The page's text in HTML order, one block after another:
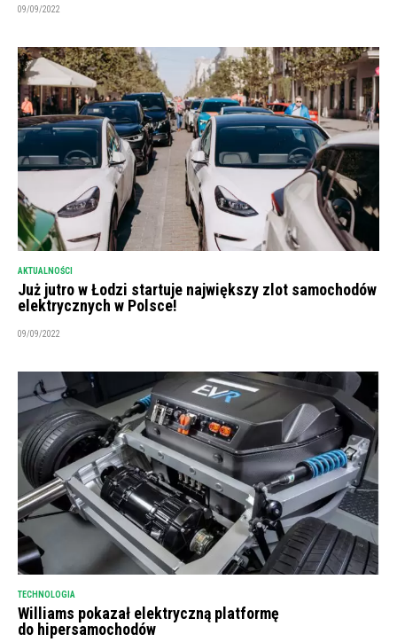
09/09/2022
AKTUALNOŚCI
Już jutro w Łodzi startuje największy zlot samochodów
elektrycznych w Polsce!
09/09/2022
TECHNOLOGIA
Williams pokazał elektryczną platformę
do hipersamochodów